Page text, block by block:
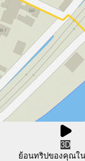
3D
ย้อนทริปของคุณใ